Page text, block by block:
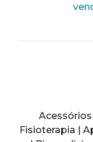
Fisioterapia |